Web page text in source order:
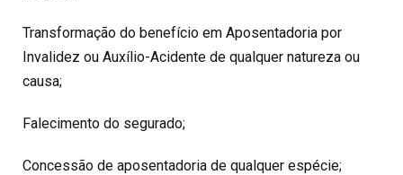
Transformação do benefício em Aposentadoria por
Invalidez ou Auxílio-Acidente de qualquer natureza ou
causa;
Falecimento do segurado;
Concessão de aposentadoria de qualquer espécie;